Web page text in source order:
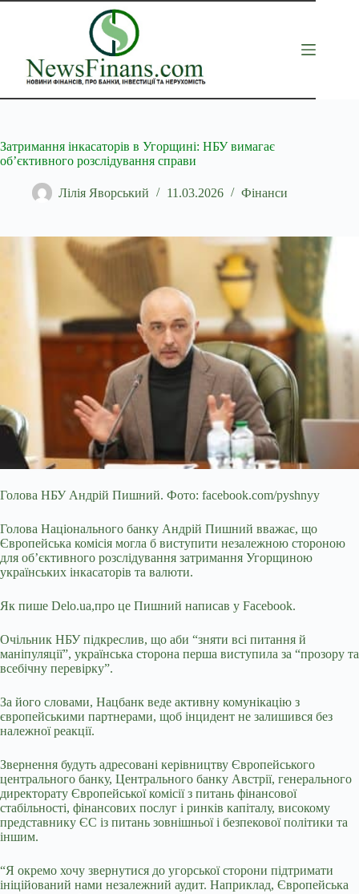
Перейти
Затримання інкасаторів в Угорщині: НБУ вимагає
об’єктивного розслідування справи
Лілія Яворський 11.03.2026 Фінанси
Голова НБУ Андрій Пишний. Фото: facebook.com/pyshnyy
Голова Національного банку Андрій Пишний вважає, що
Європейська комісія могла б виступити незалежною стороною
для об’єктивного розслідування затримання Угорщиною
українських інкасаторів та валюти.
Як пише Delo.ua,про це Пишний написав у Facebook.
Очільник НБУ підкреслив, що аби “зняти всі питання й
маніпуляції”, українська сторона перша виступила за “прозору та
всебічну перевірку”.
За його словами, Нацбанк веде активну комунікацію з
європейськими партнерами, щоб інцидент не залишився без
належної реакції.
Звернення будуть адресовані керівництву Європейського
центрального банку, Центрального банку Австрії, генерального
директорату Європейської комісії з питань фінансової
стабільності, фінансових послуг і ринків капіталу, високому
представнику ЄС із питань зовнішньої і безпекової політики та
іншим.
“Я окремо хочу звернутися до угорської сторони підтримати
ініційований нами незалежний аудит. Наприклад, Європейська